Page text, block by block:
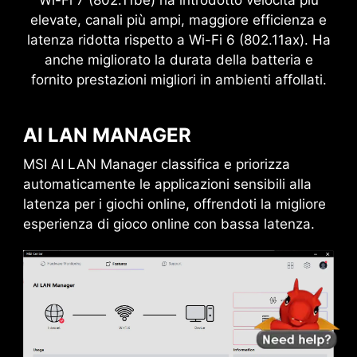
elevate, canali più ampi, maggiore efficienza e
latenza ridotta rispetto a Wi-Fi 6 (802.11ax). Ha
anche migliorato la durata della batteria e
fornito prestazioni migliori in ambienti affollati.
AI LAN MANAGER
MSI AI LAN Manager classifica e priorizza
automaticamente le applicazioni sensibili alla
latenza per i giochi online, offrendoti la migliore
esperienza di gioco online con bassa latenza.
STORAGE / DOCKS
Connect multiple Thunderbolt™ devices in a
daisy chain, allowing data, power, and video